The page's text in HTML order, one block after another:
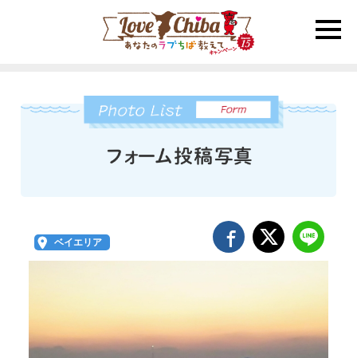
toggle
ベイエリア